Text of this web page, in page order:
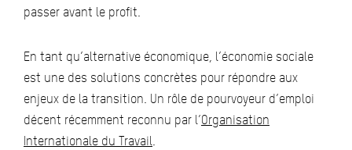
passer avant le profit.
En tant qu’alternative économique, l’économie sociale
est une des solutions concrètes pour répondre aux
enjeux de la transition. Un rôle de pourvoyeur d’emploi
décent récemment reconnu par l’Organisation
Internationale du Travail.